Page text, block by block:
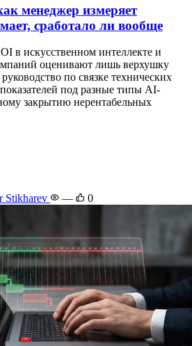
менеджер измеряет
сработало ли вообще
в искусственном интеллекте и
оценивают лишь верхушку
по связке технических
под разные типы AI-
закрытию нерентабельных
Stikharev — 0